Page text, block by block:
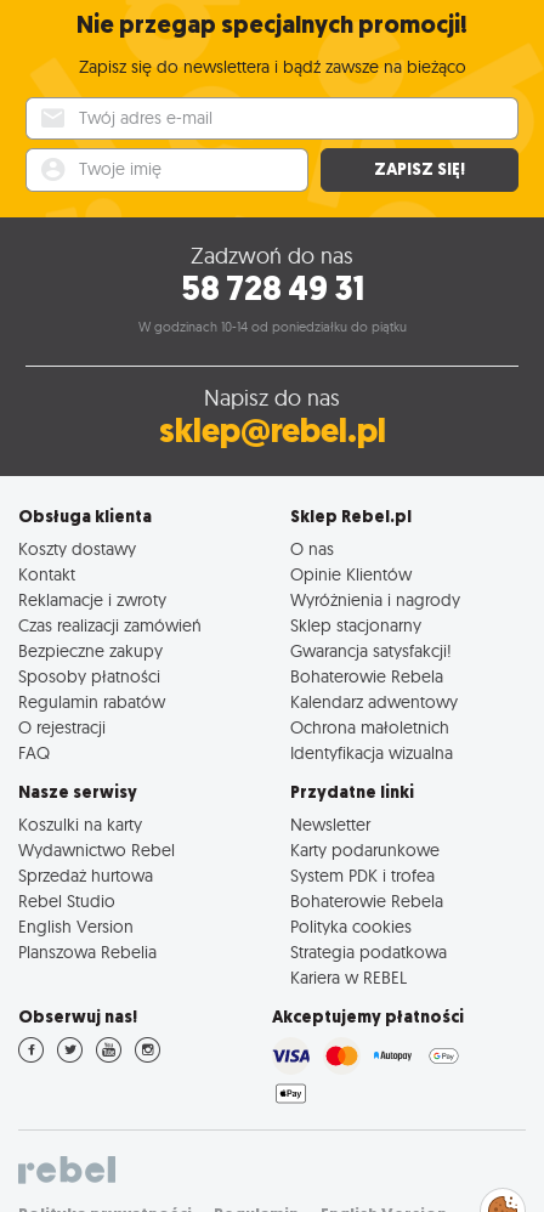
Nie przegap specjalnych promocji!
Zapisz się do newslettera i bądź zawsze na bieżąco
ZAPISZ SIĘ!
Zadzwoń do nas
58 728 49 31
W godzinach 10-14 od poniedziałku do piątku
Napisz do nas
sklep@rebel.pl
Obsługa klienta
Koszty dostawy
Kontakt
Reklamacje i zwroty
Czas realizacji zamówień
Bezpieczne zakupy
Sposoby płatności
Regulamin rabatów
O rejestracji
FAQ
Sklep Rebel.pl
O nas
Opinie Klientów
Wyróżnienia i nagrody
Sklep stacjonarny
Gwarancja satysfakcji!
Bohaterowie Rebela
Kalendarz adwentowy
Ochrona małoletnich
Identyfikacja wizualna
Nasze serwisy
Koszulki na karty
Wydawnictwo Rebel
Sprzedaż hurtowa
Rebel Studio
English Version
Planszowa Rebelia
Przydatne linki
Newsletter
Karty podarunkowe
System PDK i trofea
Bohaterowie Rebela
Polityka cookies
Strategia podatkowa
Kariera w REBEL
Obserwuj nas! Akceptujemy płatności
Zarządzaj
preferencjami